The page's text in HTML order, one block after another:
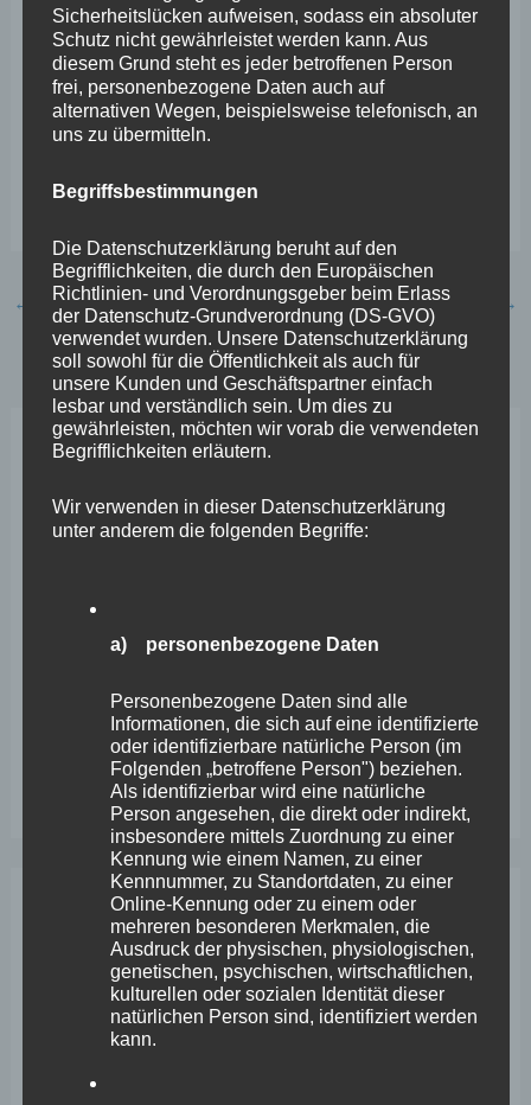
unserem Land und vor allem seiner Bevölkerung
verschrieben haben. Das verdient unsere Anerkennung,
denn wenn es hart auf hart kommt sind es diese Männer
und Frauen, die gemeinsam mit den Streitkräften und
aller Sicherheit sorgen.“
← Vorheriger Beitrag Nächster Beitrag →
Neueste Beiträge
Wefelscheid lehnt Verfassungsänderung ab
Sanierung des Sportplatzes
Engstelle in Aachener Straße – Wefelscheid: „Rübenach
erstickt im Verkehr“
Wefelscheid besichtigt Fort Konstantin
Wefelscheid bei 3-jährigem Jubiläum von Particura
April 2026
März 2026
Februar 2026
Sicherheitslücken aufweisen, sodass ein absoluter
Schutz nicht gewährleistet werden kann. Aus
diesem Grund steht es jeder betroffenen Person
frei, personenbezogene Daten auch auf
alternativen Wegen, beispielsweise telefonisch, an
uns zu übermitteln.
Begriffsbestimmungen
Die Datenschutzerklärung beruht auf den
Begrifflichkeiten, die durch den Europäischen
Richtlinien- und Verordnungsgeber beim Erlass
der Datenschutz-Grundverordnung (DS-GVO)
verwendet wurden. Unsere Datenschutzerklärung
soll sowohl für die Öffentlichkeit als auch für
unsere Kunden und Geschäftspartner einfach
lesbar und verständlich sein. Um dies zu
gewährleisten, möchten wir vorab die verwendeten
Begrifflichkeiten erläutern.
Wir verwenden in dieser Datenschutzerklärung
unter anderem die folgenden Begriffe:
a) personenbezogene Daten
Personenbezogene Daten sind alle
Informationen, die sich auf eine identifizierte
oder identifizierbare natürliche Person (im
Folgenden „betroffene Person") beziehen.
Als identifizierbar wird eine natürliche
Person angesehen, die direkt oder indirekt,
insbesondere mittels Zuordnung zu einer
Kennung wie einem Namen, zu einer
Kennnummer, zu Standortdaten, zu einer
Online-Kennung oder zu einem oder
mehreren besonderen Merkmalen, die
Ausdruck der physischen, physiologischen,
genetischen, psychischen, wirtschaftlichen,
kulturellen oder sozialen Identität dieser
natürlichen Person sind, identifiziert werden
kann.